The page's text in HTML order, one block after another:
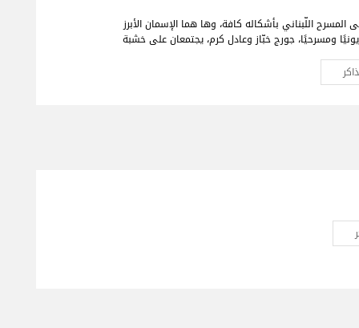
المسرح اللّبناني بأشكاله كافة، وها هما الإسمان الأبرز
ومسرحيًا، جورج خبّاز وعادل كرم، يجتمعان على خشبة
الأمس، اليوم وربّما المستقبل."خيال صحرا" هو عنوان
من الجمهور في كافة أنحاء العالم والذي سيجمع لأوّل